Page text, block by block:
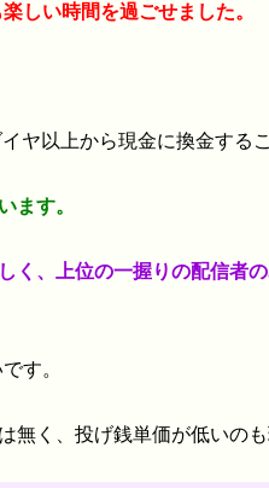
しい時間を過ごせました。
ヤ以上から現金に換金する
ます。
く、上位の一握りの配信者
す。
く、投げ銭単価が低いのも